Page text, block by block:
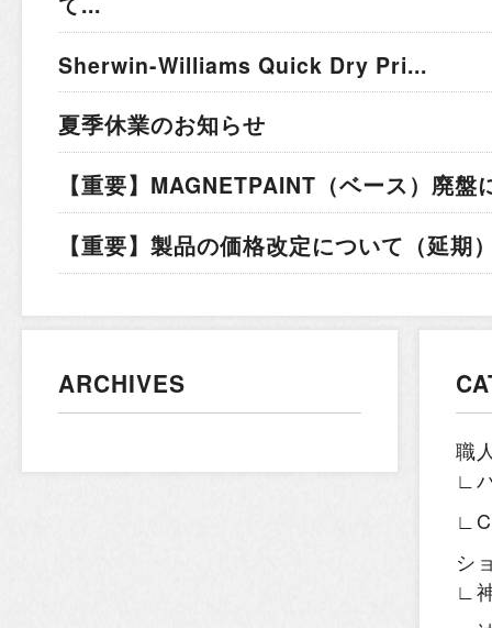
Sherwin-Williams Quick Dry Pri...
夏季休業のお知らせ
【重要】MAGNETPAINT（ベース）廃
【重要】製品の価格改定について（延期
ARCHIVES
職
∟
シ
∟